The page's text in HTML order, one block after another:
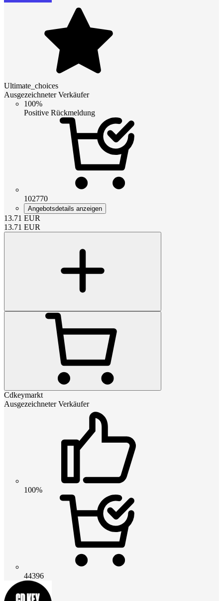
Ultimate_choices
Ausgezeichneter Verkäufer
100%
Positive Rückmeldung
102770
Angebotsdetails anzeigen
13.71 EUR
13.71 EUR
Cdkeymarkt
Ausgezeichneter Verkäufer
100%
44396